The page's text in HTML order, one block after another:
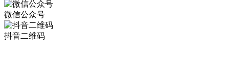
微信公众号
抖音二维码